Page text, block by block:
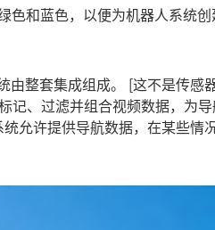
和蓝色，以便为机器人系统创
整套集成组成。 [这不是传感
记、过滤并组合视频数据，为
允许提供导航数据，在某些情